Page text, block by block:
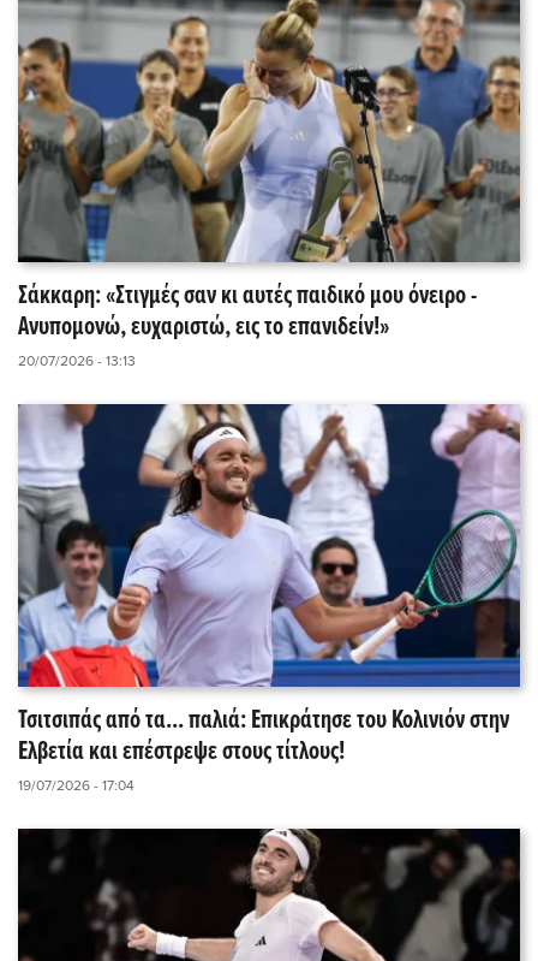
Σάκκαρη: «Στιγμές σαν κι αυτές παιδικό μου όνειρο -
Ανυπομονώ, ευχαριστώ, εις το επανιδείν!»
20/07/2026 - 13:13
Τσιτσιπάς από τα... παλιά: Επικράτησε του Κολινιόν στην
Ελβετία και επέστρεψε στους τίτλους!
19/07/2026 - 17:04